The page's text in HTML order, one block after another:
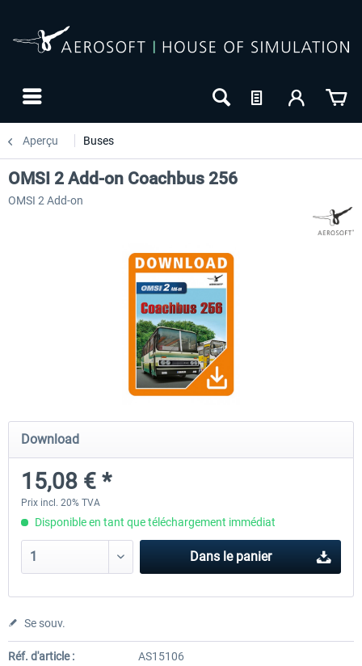
Aperçu Buses
OMSI 2 Add-on Valiant Citybus 7700
Hybrid
12,09 € *
OMSI 2 Add-on IVECO Bus
OMSI 2 Add-on Coachbus 256
OMSI 2 Add-on
Download
15,08 € *
Prix incl. 20% TVA
Disponible en tant que téléchargement immédiat
Dans le panier
Se souv.
Réf. d'article :
AS15106